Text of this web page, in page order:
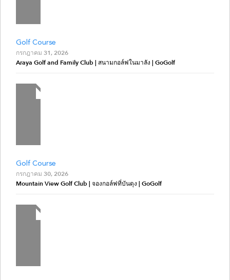
Golf Course
กรกฎาคม 31, 2026
Araya Golf and Family Club | สนามกอล์ฟในมาลัง | GoGolf
Golf Course
กรกฎาคม 30, 2026
Mountain View Golf Club | จองกอล์ฟที่บันดุง | GoGolf